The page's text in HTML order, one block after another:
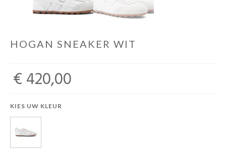
HOGAN SNEAKER WIT
€ 420,00
KIES UW KLEUR